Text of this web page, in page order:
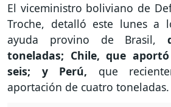
El viceministro boliviano de
Troche, detalló este lunes a
ayuda provino de Brasil,
toneladas; Chile, que
seis; y Perú, que
aportación de cuatro toneladas.